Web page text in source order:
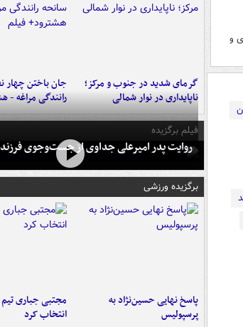
و
گرمای شدید در جنوب و مرکز؛
ناپایداری در نوار شمالی
جان باختن چهار
رانندگی مراغه -
فیلم برگزیده
روایت پدر امیرعلی جداوی از جست‌وجوی
برگزیده ورزشی
پاسخ نهایی حسین‌نژاد به
پرسپولیس
مجتبی جباری
انتخاب کرد